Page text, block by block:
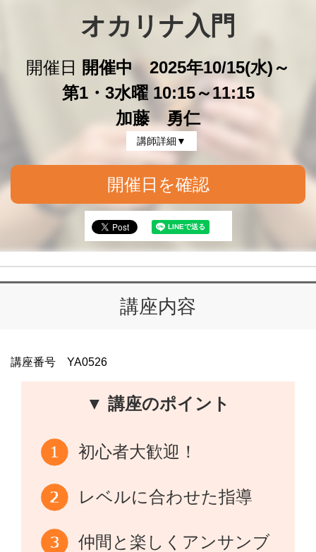
オカリナ入門
開催日
開催中 2025年10/15(水)～
第1・3水曜 10:15～11:15
加藤 勇仁
講師詳細▼
開催日を確認
講座内容
講座番号 YA0526
▼ 講座のポイント
初心者大歓迎！
レベルに合わせた指導
仲間と楽しくアンサンブ